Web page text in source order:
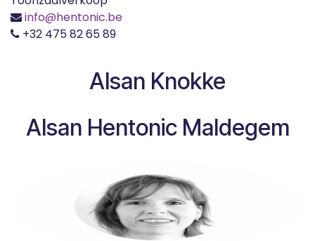
info@hentonic.be
+32 475 82 65 89
Alsan Knokke
Alsan Hentonic Maldegem